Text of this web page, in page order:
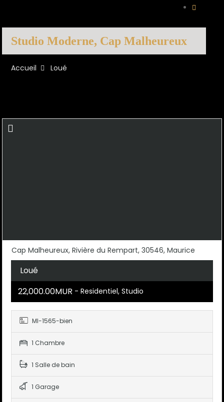
Studio Moderne, Cap Malheureux
Accueil Loué
Cap Malheureux, Rivière du Rempart, 30546, Maurice
Loué
22,000.00MUR - Residentiel, Studio
MI-1565-bien
1 Chambre
1 Salle de bain
1 Garage